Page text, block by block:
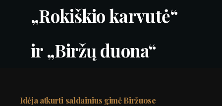
„Rokiškio karvutė“
ir „Biržų duona“
Idėja atkurti saldainius gimė Biržuose